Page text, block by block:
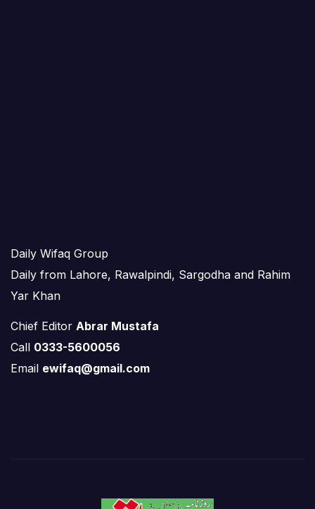
Daily Wifaq Group
Daily from Lahore, Rawalpindi, Sargodha and Rahim
Yar Khan
Chief Editor Abrar Mustafa
Call 0333-5600056
Email ewifaq@gmail.com